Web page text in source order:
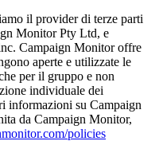
il provider di terze parti
Monitor Pty Ltd, e
Campaign Monitor offre
aperte e utilizzate le
per il gruppo e non
individuale dei
informazioni su Campaign
da Campaign Monitor,
policies